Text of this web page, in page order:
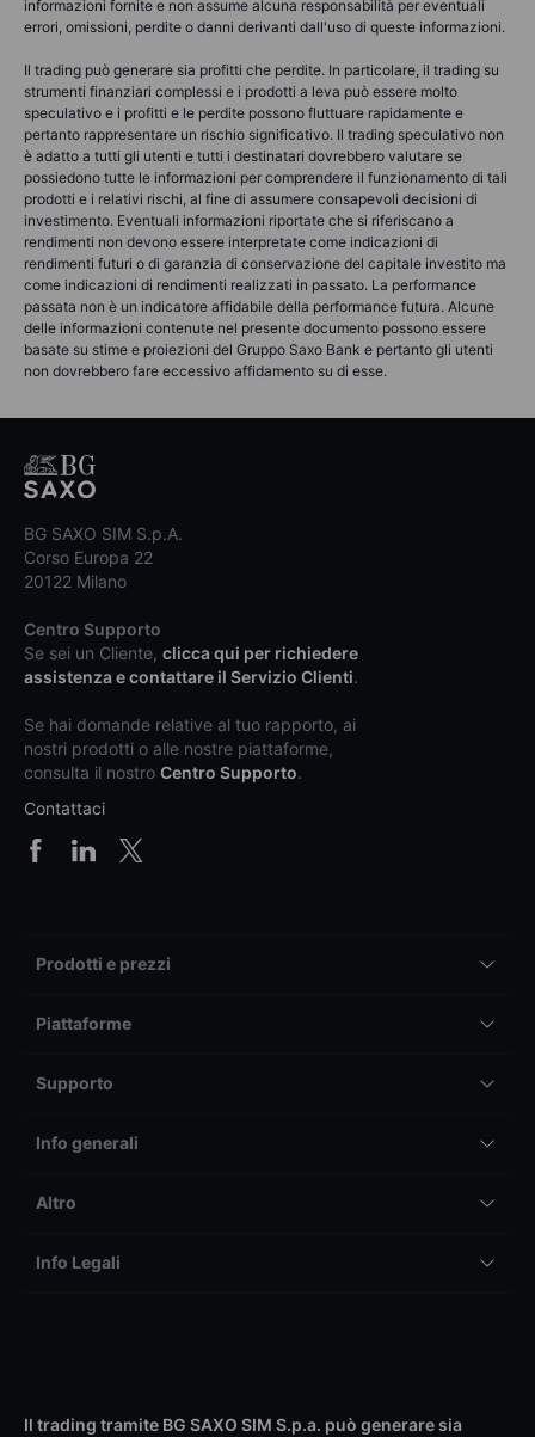
informazioni fornite e non assume alcuna responsabilità per eventuali
errori, omissioni, perdite o danni derivanti dall'uso di queste informazioni.
Il trading può generare sia profitti che perdite. In particolare, il trading su
strumenti finanziari complessi e i prodotti a leva può essere molto
speculativo e i profitti e le perdite possono fluttuare rapidamente e
pertanto rappresentare un rischio significativo. Il trading speculativo non
è adatto a tutti gli utenti e tutti i destinatari dovrebbero valutare se
possiedono tutte le informazioni per comprendere il funzionamento di tali
prodotti e i relativi rischi, al fine di assumere consapevoli decisioni di
investimento. Eventuali informazioni riportate che si riferiscano a
rendimenti non devono essere interpretate come indicazioni di
rendimenti futuri o di garanzia di conservazione del capitale investito ma
come indicazioni di rendimenti realizzati in passato. La performance
passata non è un indicatore affidabile della performance futura. Alcune
delle informazioni contenute nel presente documento possono essere
basate su stime e proiezioni del Gruppo Saxo Bank e pertanto gli utenti
non dovrebbero fare eccessivo affidamento su di esse.
BG SAXO SIM S.p.A.
Corso Europa 22
20122 Milano
Centro Supporto
Se sei un Cliente, clicca qui per richiedere
assistenza e contattare il Servizio Clienti.
Se hai domande relative al tuo rapporto, ai
nostri prodotti o alle nostre piattaforme,
consulta il nostro Centro Supporto.
Contattaci
Prodotti e prezzi
Piattaforme
Supporto
Info generali
Altro
Info Legali
Il trading tramite BG SAXO SIM S.p.a. può generare sia